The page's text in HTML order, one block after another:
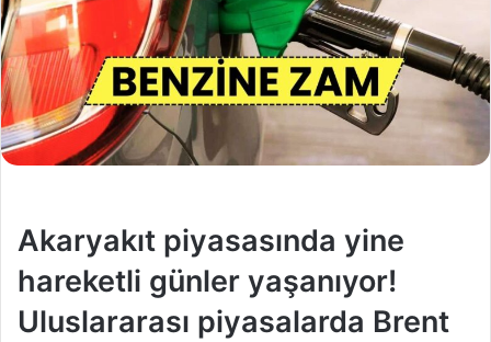
Akaryakıt piyasasında yine
hareketli günler yaşanıyor!
Uluslararası piyasalarda Brent